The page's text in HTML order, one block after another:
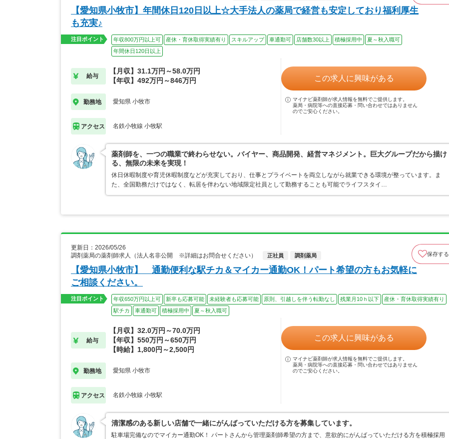
【愛知県小牧市】年間休日120日以上☆大手法人の薬局で経営も安定しており福利厚生
も充実♪
注目ポイント 年収800万円以上可 産休・育休取得実績有り スキルアップ 車通勤可 店舗数30以上 積極採用中
夏～秋入職可
年間休日120日以上
給与
【月収】31.1万円～58.0万円
【年収】492万円～846万円
勤務地 愛知県 小牧市
アクセス 名鉄小牧線 小牧駅
この求人に興味がある
マイナビ薬剤師が求人情報を無料でご提供します。
薬局・病院等への直接応募・問い合わせではありません
のでご安心ください。
薬剤師を、一つの職業で終わらせない。バイヤー、商品開発、経営マネジメント。巨大グループだから描け
る、無限の未来を実現！
休日休暇制度や育児休暇制度などが充実しており、仕事とプライベートを両立しながら就業できる環境が整っています。ま
た、全国勤務だけではなく、転居を伴わない地域限定社員として勤務することも可能でライフスタイ…
更新日：2026/05/26
調剤薬局の薬剤師求人（法人名非公開 ※詳細はお問合せください）
正社員 調剤薬局 保存する
【愛知県小牧市】 通勤便利な駅チカ＆マイカー通勤OK！パート希望の方もお気軽に
ご相談ください。
注目ポイント 年収650万円以上可 新卒も応募可能 未経験者も応募可能 原則、引越しを伴う転勤なし 残業月10ｈ以下
産休・育休取得実績有り
駅チカ
車通勤可 積極採用中 夏～秋入職可
給与
【月収】32.0万円～70.0万円
【年収】550万円～650万円
【時給】1,800円～2,500円
勤務地 愛知県 小牧市
アクセス 名鉄小牧線 小牧駅
この求人に興味がある
マイナビ薬剤師が求人情報を無料でご提供します。
薬局・病院等への直接応募・問い合わせではありません
のでご安心ください。
清潔感のある新しい店舗で一緒にがんばっていただける方を募集しています。
駐車場完備なのでマイカー通勤OK！ パートさんから管理薬剤師希望の方まで、意欲的にがんばっていただける方を積極採用